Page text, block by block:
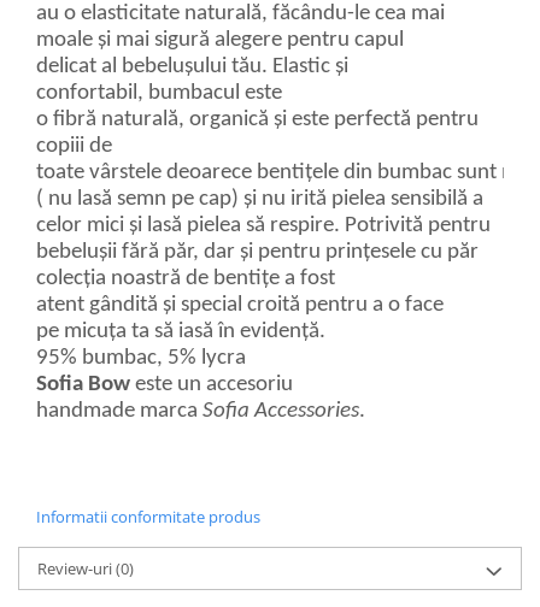
au o elasticitate naturală, făcându-le cea mai
moale și mai sigură alegere pentru capul
delicat al bebelușului tău. Elastic și
confortabil, bumbacul este
o fibră naturală, organică și este perfectă pentru
copiii de
toate vârstele deoarece bentițele din bumbac sunt moi
( nu lasă semn pe cap) și nu irită pielea sensibilă a
celor mici și lasă pielea să respire. Potrivită pentru
bebelușii fără păr, dar și pentru prințesele cu păr
colecția noastră de bentițe a fost
atent gândită și special croită pentru a o face
pe micuța ta să iasă în evidență.
95% bumbac, 5% lycra
Sofia Bow este un accesoriu
handmade marca Sofia Accessories.
Informatii conformitate produs
Review-uri(0)